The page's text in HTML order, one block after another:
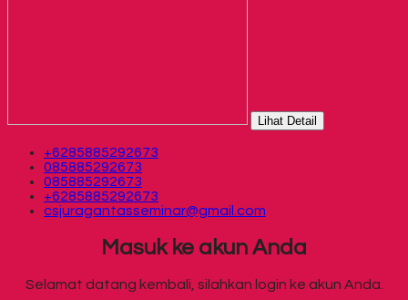
Lihat Detail
+6285885292673
085885292673
085885292673
+6285885292673
csjuragantasseminar@gmail.com
Masuk ke akun Anda
Selamat datang kembali, silahkan login ke akun Anda.